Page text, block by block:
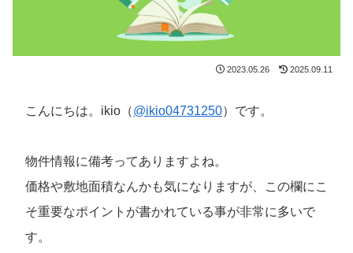
2023.05.26 2025.09.11
こんにちは。ikio（@ikio04731250）です。
物件情報に備考ってありますよね。
価格や敷地面積なんかも気になりますが、この欄にこ
そ重要なポイントが書かれている事が非常に多いで
す。